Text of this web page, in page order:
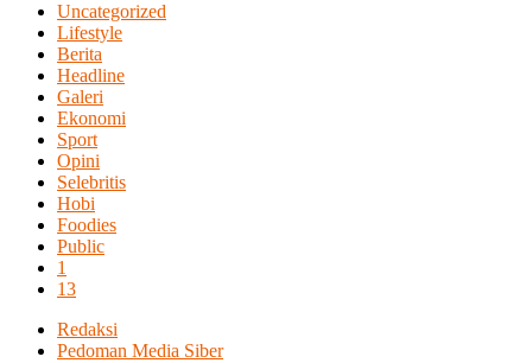
Uncategorized
Lifestyle
Berita
Headline
Galeri
Ekonomi
Sport
Opini
Selebritis
Hobi
Foodies
Public
1
13
Redaksi
Pedoman Media Siber